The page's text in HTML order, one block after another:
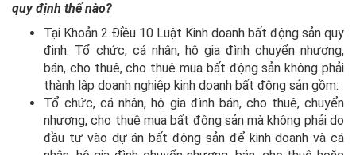
quy định thế nào?
Tại Khoản 2 Điều 10 Luật Kinh doanh bất động sản quy
định: Tổ chức, cá nhân, hộ gia đình chuyển nhượng,
bán, cho thuê, cho thuê mua bất động sản không phải
thành lập doanh nghiệp kinh doanh bất động sản gồm:
Tổ chức, cá nhân, hộ gia đình bán, cho thuê, chuyển
nhượng, cho thuê mua bất động sản mà không phải do
đầu tư vào dự án bất động sản để kinh doanh và cá